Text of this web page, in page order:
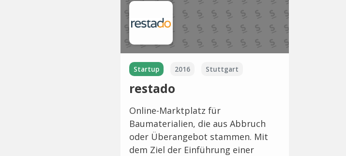
Startup 2016 Stuttgart
restado
Online-Marktplatz für
Baumaterialien, die aus Abbruch
oder Überangebot stammen. Mit
dem Ziel der Einführung einer